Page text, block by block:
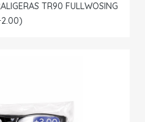
TR90 FULLWOSING